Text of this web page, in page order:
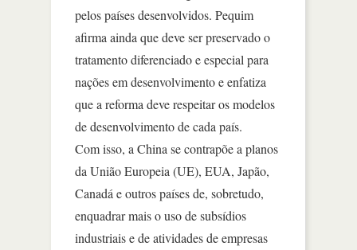
pelos países desenvolvidos. Pequim
afirma ainda que deve ser preservado o
tratamento diferenciado e especial para
nações em desenvolvimento e enfatiza
que a reforma deve respeitar os modelos
de desenvolvimento de cada país.
Com isso, a China se contrapõe a planos
da União Europeia (UE), EUA, Japão,
Canadá e outros países de, sobretudo,
enquadrar mais o uso de subsídios
industriais e de atividades de empresas